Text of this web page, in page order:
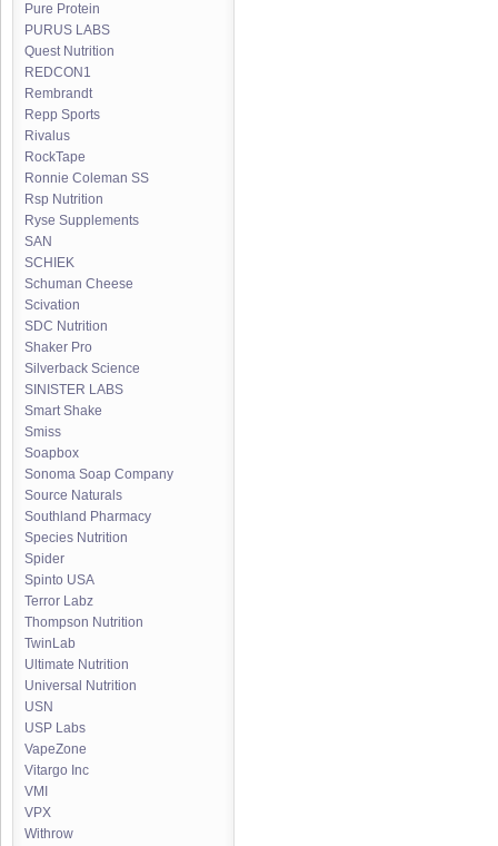
Pure Protein
PURUS LABS
Quest Nutrition
REDCON1
Rembrandt
Repp Sports
Rivalus
RockTape
Ronnie Coleman SS
Rsp Nutrition
Ryse Supplements
SAN
SCHIEK
Schuman Cheese
Scivation
SDC Nutrition
Shaker Pro
Silverback Science
SINISTER LABS
Smart Shake
Smiss
Soapbox
Sonoma Soap Company
Source Naturals
Southland Pharmacy
Species Nutrition
Spider
Spinto USA
Terror Labz
Thompson Nutrition
TwinLab
Ultimate Nutrition
Universal Nutrition
USN
USP Labs
VapeZone
Vitargo Inc
VMI
VPX
Withrow